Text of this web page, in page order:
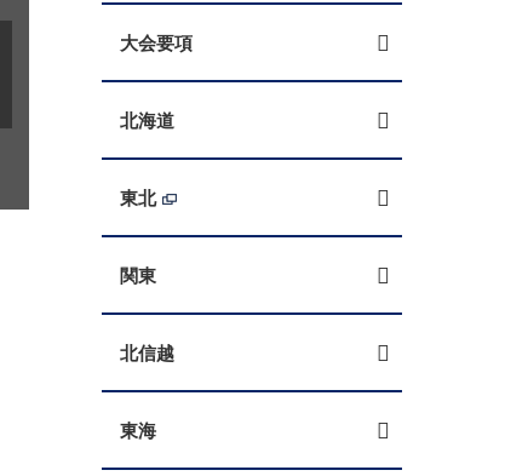
大会要項
北海道
東北
関東
北信越
東海